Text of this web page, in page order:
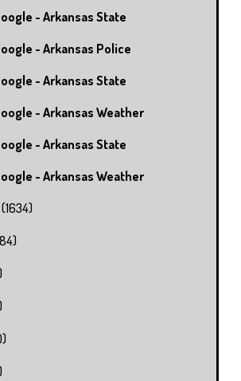
- Arkansas State
- Arkansas Police
- Arkansas State
- Arkansas Weather
- Arkansas State
- Arkansas Weather
(1634)